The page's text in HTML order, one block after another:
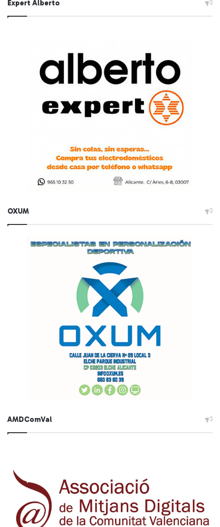
Expert Alberto
OXUM
AMDComVal